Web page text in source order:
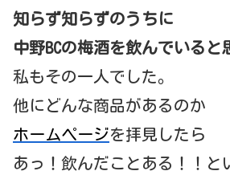
知らず知らずのうちに
中野BCの梅酒を飲んでいると
私もその一人でした。
他にどんな商品があるのか
ホームページを拝見したら
あっ！飲んだことある！！と